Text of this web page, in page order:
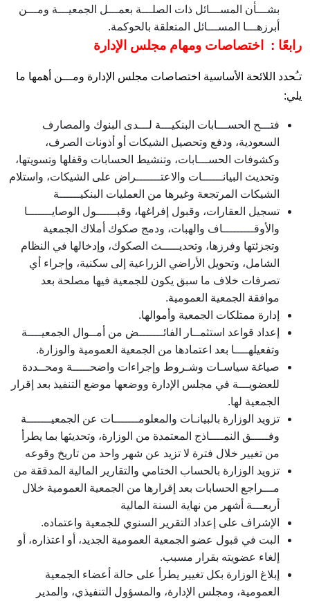
بشـــأن المســـائل ذات الصلـــة بعمـــل الجمعيـــة ومـــن
أبرزهـــا المســـائل المتعلقة بالحوكمة.
رابعًا : اختصاصات ومهام مجلس الإدارة
تـُحدد اللائحة الأساسية اختصاصات مجلس الإدارة ومـــن أهمها ما
يلي:
فتـــح الحســـابات البنكيـــة لـــدى البنوك والمصارف
السعودية، ودفع وتحصيل الشيكات أو أذونات الصرف،
وكشوفات الحســـابات، وتنشيط الحسابات وقفلها وتسويتها،
وتحديث البيانــــــات والاعتـــــــراض على الشيكات، واستلام
الشيكات المرتجعة وغيرها من العمليات البنكيــــــة
تسجيل العقارات، وقبول إفراغها، وقبــــــول الوصايـــــــا
والأوقـــــــــاف والهبات، ودمج صكوك أملاك الجمعية
وتجزئتها وفرزها، وتحديـــــث الصكوك، وإدخالها في النظام
الشامل، وتحويل الأراضي الزراعية إلى سكنية، وإجراء أي
تصرفات خلاف ما سبق يكون للجمعية فيها مصلحة بعد
موافقة الجمعية العمومية.
إدارة ممتلكات الجمعية وأموالها.
إعداد قواعد استثمــار الفائـــــــض من أمــوال الجمعيــــة
وتفعيلهــــا بعد اعتمادها من الجمعية العمومية والوزارة.
صياغة سياسـات وشـروط وإجراءات واضحـــــة ومحــددة
للعضويـــة في مجلس الإدارة ووضعها موضع التنفيذ بعد إقرار
الجمعية لها.
تزويد الوزارة بالبيانـات والمعلومـــــــات عن الجمعيـــــــة
وفـــــق النمــــاذج المعتمدة من الوزارة، وتحديثها بما يطرأ
من تغيير خلال فترة لا تزيد عن شهر واحد من تاريخ وقوعه
تزويد الوزارة بالحساب الختامي والتقارير المالية المدققة من
مـــراجع الحسابات بعد إقرارها من الجمعية العمومية خلال
أربعـــة أشهر من نهاية السنة المالية
الإشراف على إعداد التقرير السنوي للجمعية واعتماده.
البت في قبول عضو الجمعية العمومية الجديد، أو اعتذاره، أو
إلغاء عضويته بقرار مسبب.
إبلاغ الوزارة بكل تغيير يطرأ على حالة أعضاء الجمعية
العمومية، ومجلس الإدارة، والمسؤول التنفيذي، والمدير